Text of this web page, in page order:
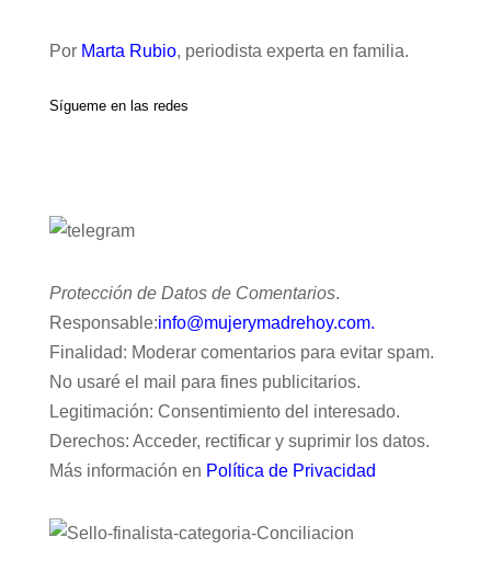
Por Marta Rubio, periodista experta en familia.
Sígueme en las redes
Protección de Datos de Comentarios.
Responsable:info@mujerymadrehoy.com.
Finalidad: Moderar comentarios para evitar spam.
No usaré el mail para fines publicitarios.
Legitimación: Consentimiento del interesado.
Derechos: Acceder, rectificar y suprimir los datos.
Más información en Política de Privacidad